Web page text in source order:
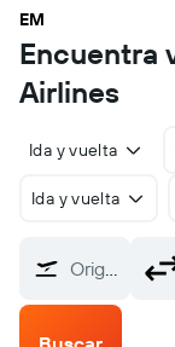
EM
Encuentra
Airlines
Ida y vuelta
Ida y vuelta
Origen